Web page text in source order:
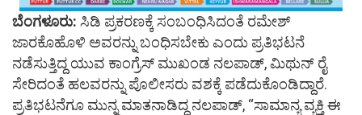
ಬೆಂಗಳೂರು: ಸಿಡಿ ಪ್ರಕರಣಕ್ಕೆ ಸಂಬಂಧಿಸಿದಂತೆ ರಮೇಶ್
ಜಾರಕೊಹೊಳಿ ಅವರನ್ನು ಬಂಧಿಸಬೇಕು ಎಂದು ಪ್ರತಿಭಟನೆ
ನಡೆಸುತ್ತಿದ್ದ ಯುವ ಕಾಂಗ್ರೆಸ್ ಮುಖಂಡ ನಲಪಾಡ್, ಮಿಥುನ್ ರೈ
ಸೇರಿದಂತೆ ಹಲವರನ್ನು ಪೊಲೀಸರು ವಶಕ್ಕೆ ಪಡೆದುಕೊಂಡಿದ್ದಾರೆ.
ಪ್ರತಿಭಟನೆಗೂ ಮುನ್ನ ಮಾತನಾಡಿದ್ದ ನಲಪಾಡ್‌, “ಸಾಮಾನ್ಯ ವ್ಯಕ್ತಿ ಈ